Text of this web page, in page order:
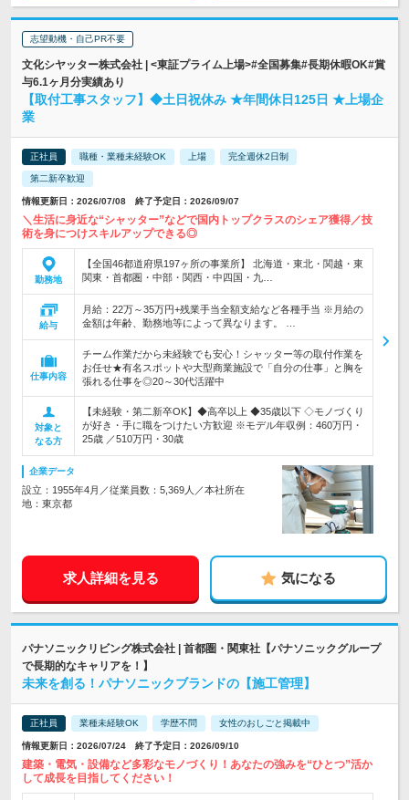
志望動機・自己PR不要
文化シヤッター株式会社 | <東証プライム上場>#全国募集#長期休暇OK#賞
与6.1ヶ月分実績あり
【取付工事スタッフ】◆土日祝休み ★年間休日125日 ★上場企
業
正社員 職種・業種未経験OK 上場 完全週休2日制
第二新卒歓迎
情報更新日：2026/07/08 終了予定日：2026/09/07
＼生活に身近な“シャッター”などで国内トップクラスのシェア獲得／技
術を身につけスキルアップできる◎
勤務地
【全国46都道府県197ヶ所の事業所】 北海道・東北・関越・東
関東・首都圏・中部・関西・中四国・九…
給与
月給：22万～35万円+残業手当全額支給など各種手当 ※月給の
金額は年齢、勤務地等によって異なります。 …
仕事内容
チーム作業だから未経験でも安心！シャッター等の取付作業を
お任せ★有名スポットや大型商業施設で「自分の仕事」と胸を
張れる仕事を◎20～30代活躍中
対象と
なる方
【未経験・第二新卒OK】◆高卒以上 ◆35歳以下 ◇モノづくり
が好き・手に職をつけたい方歓迎 ※モデル年収例：460万円・
25歳 ／510万円・30歳
企業データ
設立：1955年4月／従業員数：5,369人／本社所在
地：東京都
求人詳細を見る 気になる
パナソニックリビング株式会社 | 首都圏・関東社【パナソニックグループ
で長期的なキャリアを！】
未来を創る！パナソニックブランドの【施工管理】
正社員 業種未経験OK 学歴不問 女性のおしごと掲載中
情報更新日：2026/07/24 終了予定日：2026/09/10
建築・電気・設備など多彩なモノづくり！あなたの強みを“ひとつ”活か
して成長を目指してください！